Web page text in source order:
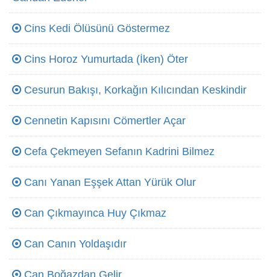
Cins Kedi Ölüsünü Göstermez
Cins Horoz Yumurtada (İken) Öter
Cesurun Bakışı, Korkağın Kılıcından Keskindir
Cennetin Kapısını Cömertler Açar
Cefa Çekmeyen Sefanın Kadrini Bilmez
Canı Yanan Eşşek Attan Yürük Olur
Can Çıkmayınca Huy Çıkmaz
Can Canın Yoldaşıdır
Can Boğazdan Gelir